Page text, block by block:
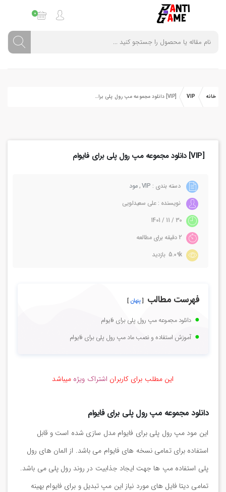
0
خانه VIP [VIP] دانلود مجموعه مپ رول پلی برای فایوام
[VIP] دانلود مجموعه مپ رول پلی برای فایوام
دسته بندی : VIP
,مود
نویسنده : علی سعیدلویی
5.09k بازدید
فهرست مطالب پنهان
دانلود مجموعه مپ رول پلی برای فایوام
آموزش استفاده و نصب ماد مپ رول پلی برای فایوام
این مطلب برای کاربران اشتراک ویژه میباشد
دانلود مجموعه مپ رول پلی برای فایوام
این مود مپ رول پلی برای فایوام مدل سازی شده است و قابل
استفاده برای تمامی نسخه های فایوام می باشد. از المان های رول
پلی استفاده مپ ها جهت ایجاد جذابیت در روند رول پلی می باشد.
تمامی دیتا فایل های مورد نیاز این مپ تبدیل و برای فایوام بهینه